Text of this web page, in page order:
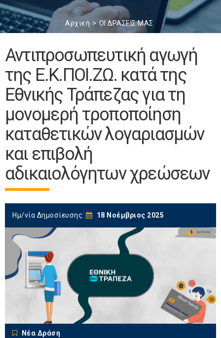
Αρχική ΟΙ ΔΡΑΣΕΙΣ ΜΑΣ
Αντιπροσωπευτική αγωγή
της Ε.Κ.ΠΟΙ.ΖΩ. κατά της
Εθνικής Τράπεζας για τη
μονομερή τροποποίηση
καταθετικών λογαριασμών
και επιβολή
αδικαιολόγητων χρεώσεων
Ημ/νία Δημοσίευσης: 18 Νοέμβριος 2025
Νέα Δράση